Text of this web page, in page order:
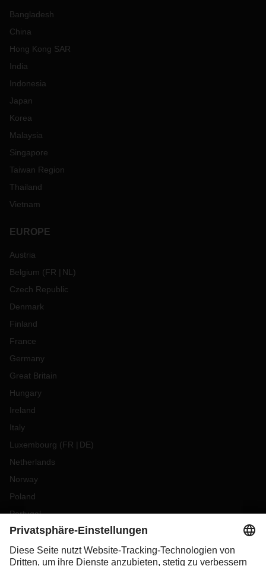
Bangladesh
China
Hong Kong SAR
India
Indonesia
Japan
Korea
Malaysia
Singapore
Taiwan Region
Thailand
Vietnam
EUROPE
Austria
Belgium (FR NL )
Czech Republic
Denmark
Finland
France
Germany
Great Britain
Hungary
Ireland
Italy
Luxembourg (FR DE)
Netherlands
Norway
Poland
Portugal
Romania
Slovakia